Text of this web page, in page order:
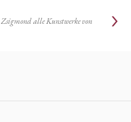
alle Kunstwerke von